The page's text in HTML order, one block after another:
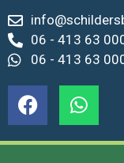
06 - 413 63
06 - 413 63